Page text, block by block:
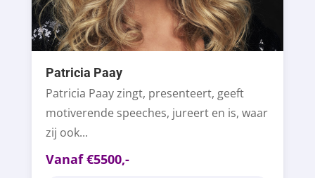
Patricia Paay
Patricia Paay zingt, presenteert, geeft
motiverende speeches, jureert en is, waar
zij ook...
Vanaf €5500,-